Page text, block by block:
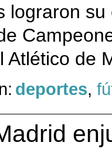
lograron
Atlético de
deportes,